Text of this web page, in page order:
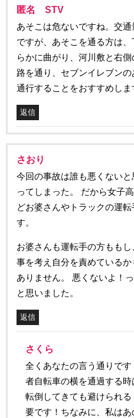
匿名 STV
あそこは危ないですね。交
ですが、あそこを通る方は
らかに曲がり、河川敷と右
路を通り、セブンイレブン
通行することをおすすめしま
返信
さおり
今回の事故は誰も悪くない
ってしまった。 だから女子
どお婆さんやトラックの運
す。
お婆さんも運転手の方もも
事を考え自分を責めている
ありません。 悪くないよ！
と思いました。
返信
さくら
全くあなたの言う通りで
者自転車の横を通過する
転倒してきても避けられ
要です！ちなみに、私は